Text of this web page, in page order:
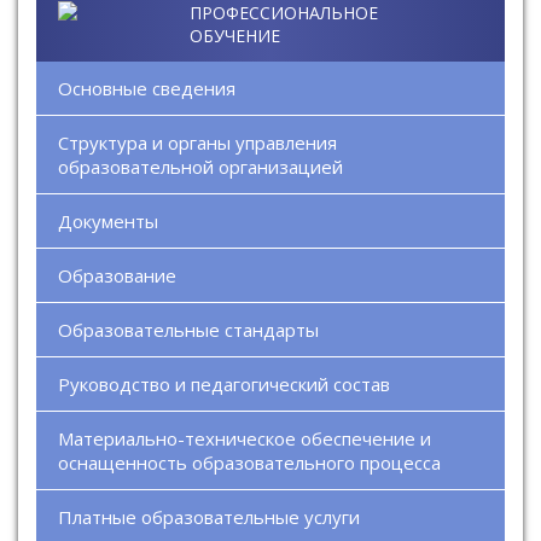
ПРОФЕССИОНАЛЬНОЕ
ОБУЧЕНИЕ
Основные сведения
Структура и органы управления
образовательной организацией
Документы
Образование
Образовательные стандарты
Руководство и педагогический состав
Материально-техническое обеспечение и
оснащенность образовательного процесса
Платные образовательные услуги